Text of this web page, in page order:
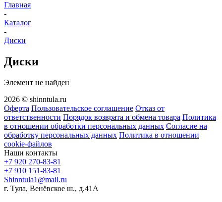
Главная
-
Каталог
-
Диски
Диски
Элемент не найден
2026 © shinntula.ru
Оферта Пользовательское соглашение Отказ от
ответственности Порядок возврата и обмена товара Политика
в отношении обработки персональных данных Согласие на
обработку персональных данных Политика в отношении
cookie-файлов
Наши контакты
+7 920 270-83-81
+7 910 151-83-81
Shinntula1@mail.ru
г. Тула, Венёвское ш., д.41А